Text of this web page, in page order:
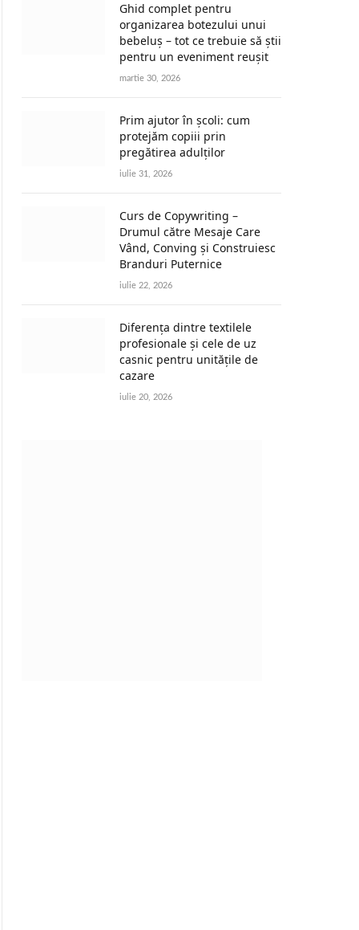
Ghid complet pentru
organizarea botezului unui
bebeluș – tot ce trebuie să știi
pentru un eveniment reușit
martie 30, 2026
Prim ajutor în școli: cum
protejăm copiii prin
pregătirea adulților
iulie 31, 2026
Curs de Copywriting –
Drumul către Mesaje Care
Vând, Conving și Construiesc
Branduri Puternice
iulie 22, 2026
Diferența dintre textilele
profesionale și cele de uz
casnic pentru unitățile de
cazare
iulie 20, 2026